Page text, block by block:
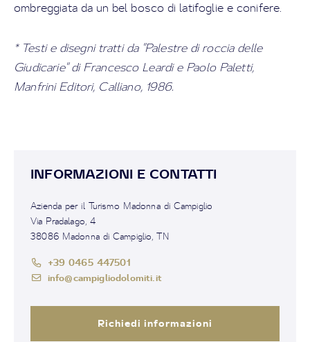
ombreggiata da un bel bosco di latifoglie e conifere.
* Testi e disegni tratti da "Palestre di roccia delle
Giudicarie" di Francesco Leardi e Paolo Paletti,
Manfrini Editori, Calliano, 1986.
INFORMAZIONI E CONTATTI
Azienda per il Turismo Madonna di Campiglio
Via Pradalago, 4
38086 Madonna di Campiglio, TN
+39 0465 447501
info@campigliodolomiti.it
Richiedi informazioni